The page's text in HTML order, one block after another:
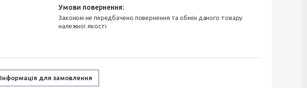
Законом не передбачено повернення та обмін даного товару
належної якості
Інформація для замовлення